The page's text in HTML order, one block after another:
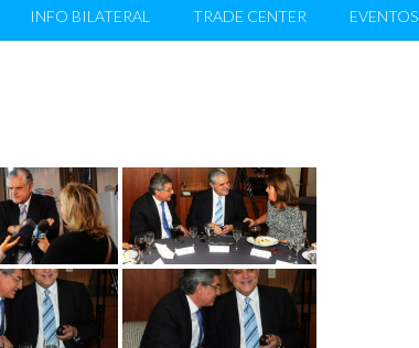
INFO BILATERAL TRADE CENTER EVENTOS